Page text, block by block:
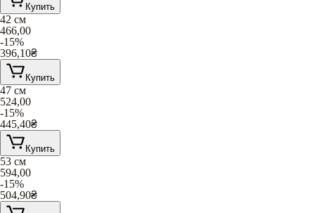
Купить
42 см
466,00
-15%
396,10₴
Купить
47 см
524,00
-15%
445,40₴
Купить
53 см
594,00
-15%
504,90₴